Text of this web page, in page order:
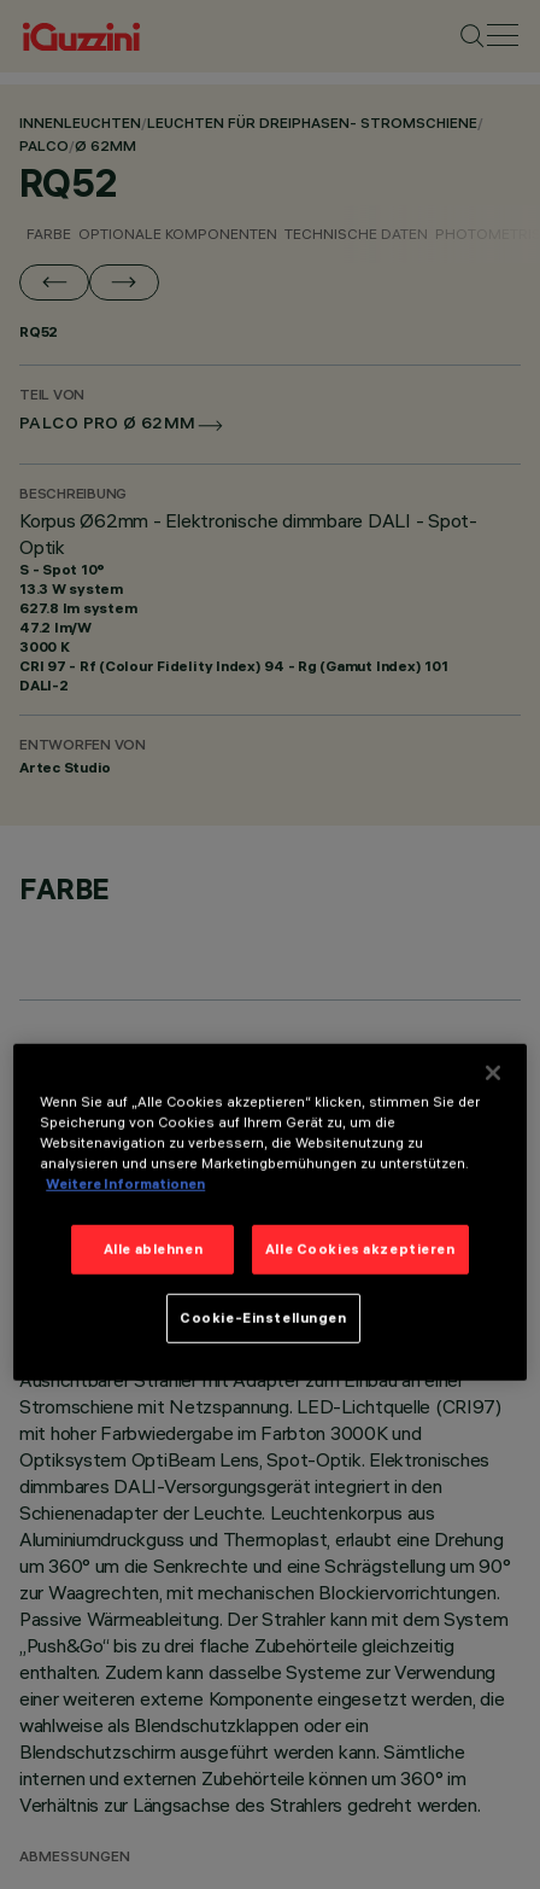
INNENLEUCHTEN/LEUCHTEN FÜR DREIPHASEN- STROMSCHIENE/
PALCO/Ø 62MM
RQ52
FARBE OPTIONALE KOMPONENTEN TECHNISCHE DATEN
RQ52
TEIL VON
PALCO PRO Ø 62MM
BESCHREIBUNG
Korpus Ø62mm - Elektronische dimmbare DALI - Spot-
Optik
S - Spot 10°
13.3 W system
627.8 lm system
47.2 lm/W
3000 K
CRI 97 - Rf (Colour Fidelity Index) 94 - Rg (Gamut Index) 101
DALI-2
ENTWORFEN VON
Artec Studio
FARBE
TECHNISCHE DATEN
LETZTES UPDATE: 05.08.2026
Ausrichtbarer Strahler mit Adapter zum Einbau an einer
Stromschiene mit Netzspannung. LED-Lichtquelle (CRI97)
mit hoher Farbwiedergabe im Farbton 3000K und
Optiksystem OptiBeam Lens, Spot-Optik. Elektronisches
dimmbares DALI-Versorgungsgerät integriert in den
Schienenadapter der Leuchte. Leuchtenkorpus aus
Aluminiumdruckguss und Thermoplast, erlaubt eine Drehung
um 360° um die Senkrechte und eine Schrägstellung um 90°
zur Waagrechten, mit mechanischen Blockiervorrichtungen.
Passive Wärmeableitung. Der Strahler kann mit dem System
„Push&Go“ bis zu drei flache Zubehörteile gleichzeitig
enthalten. Zudem kann dasselbe Systeme zur Verwendung
einer weiteren externe Komponente eingesetzt werden, die
wahlweise als Blendschutzklappen oder ein
Blendschutzschirm ausgeführt werden kann. Sämtliche
internen und externen Zubehörteile können um 360° im
Verhältnis zur Längsachse des Strahlers gedreht werden.
ABMESSUNGEN
Wenn Sie auf „Alle Cookies akzeptieren“ klicken, stimmen Sie der
Speicherung von Cookies auf Ihrem Gerät zu, um die
Websitenavigation zu verbessern, die Websitenutzung zu
analysieren und unsere Marketingbemühungen zu unterstützen.
Weitere Informationen
Alle ablehnen Alle Cookies akzeptieren
Cookie-Einstellungen